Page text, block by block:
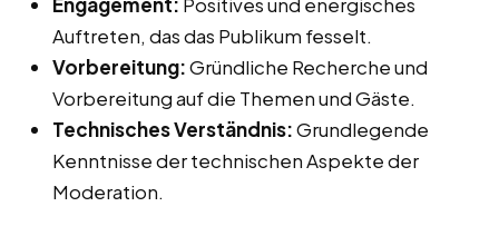
Auftreten, das das Publikum fesselt.
Vorbereitung:Gründliche Recherche und
Vorbereitung auf die Themen und Gäste.
Technisches Verständnis:Grundlegende
Kenntnisse der technischen Aspekte der
Moderation.